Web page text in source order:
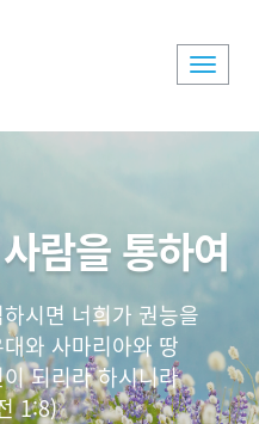
Toggle
람을 통하여
시면 너희가 권능을
와 사마리아와 땅
되리라 하시니라
1:8)